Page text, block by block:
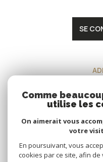
SE
Comme
utilise les
On aimerait vous
votre
En poursuivant, vous
cookies par ce site, afin